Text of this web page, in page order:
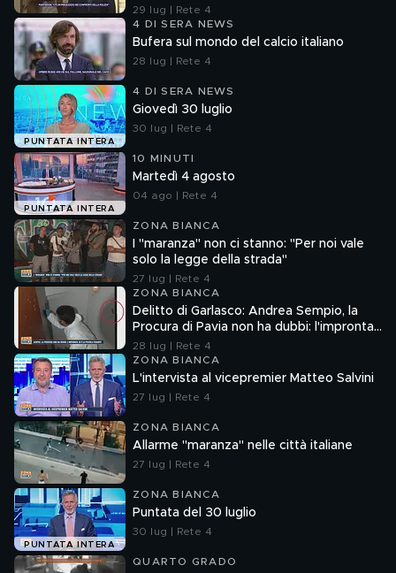
29 lug | Rete 4
4 DI SERA NEWS
Bufera sul mondo del calcio italiano
28 lug | Rete 4
PUNTATA INTERA
4 DI SERA NEWS
Giovedì 30 luglio
30 lug | Rete 4
PUNTATA INTERA
10 MINUTI
Martedì 4 agosto
04 ago | Rete 4
ZONA BIANCA
I "maranza" non ci stanno: "Per noi vale
solo la legge della strada"
27 lug | Rete 4
ZONA BIANCA
Delitto di Garlasco: Andrea Sempio, la
Procura di Pavia non ha dubbi: l'impronta
33 è la pistola fumante
28 lug | Rete 4
ZONA BIANCA
L'intervista al vicepremier Matteo Salvini
27 lug | Rete 4
ZONA BIANCA
Allarme "maranza" nelle città italiane
27 lug | Rete 4
PUNTATA INTERA
ZONA BIANCA
Puntata del 30 luglio
30 lug | Rete 4
QUARTO GRADO